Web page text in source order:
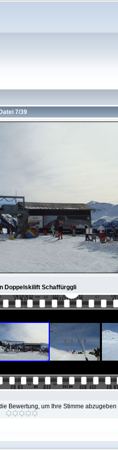
Datei 7/39
Doppelskilift Schaffürggli
Bewertung, um Ihre Stimme abzugeben